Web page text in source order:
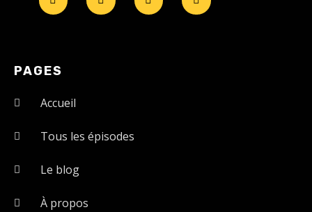
PAGES
Accueil
Tous les épisodes
Le blog
À propos